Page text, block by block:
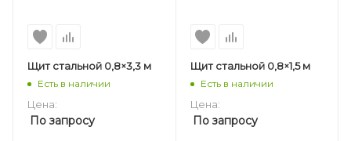
Щит стальной 0,8×3,3 м
Есть в наличии
Цена:
По запросу
Щит стальной 0,8×1,5 м
Есть в наличии
Цена:
По запросу